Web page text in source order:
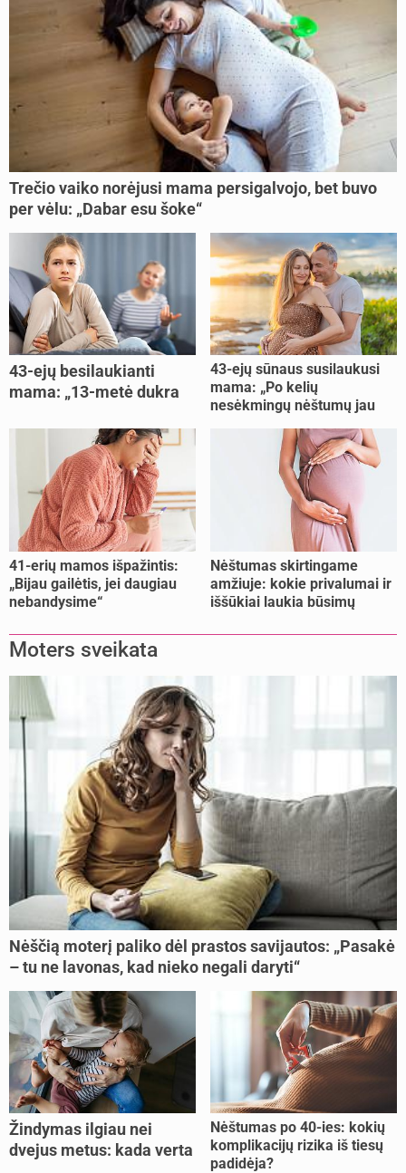
Trečio vaiko norėjusi mama persigalvojo, bet buvo
per vėlu: „Dabar esu šoke“
43-ejų besilaukianti
mama: „13-metė dukra
43-ejų sūnaus susilaukusi
mama: „Po kelių
nesėkmingų nėštumų jau
41-erių mamos išpažintis:
„Bijau gailėtis, jei daugiau
nebandysime“
Nėštumas skirtingame
amžiuje: kokie privalumai ir
iššūkiai laukia būsimų
Moters sveikata
Nėščią moterį paliko dėl prastos savijautos: „Pasakė
– tu ne lavonas, kad nieko negali daryti“
Žindymas ilgiau nei
dvejus metus: kada verta
Nėštumas po 40-ies: kokių
komplikacijų rizika iš tiesų
padidėja?